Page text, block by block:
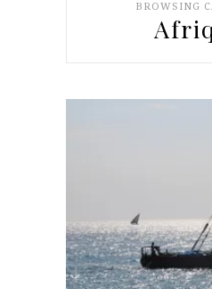
BROWSING